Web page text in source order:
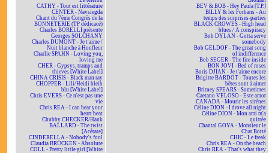
CATHY - Tout est littérature
CENTER - Navsiegda
Chant du 7ème Congrès de la
BONNETERIE (TP dédicacé)
Charles BORELLI présente
Georges SOLCHANY
Charles DUMONT - Je t'aime /
Nuit blanche à Honfleur
Charlie SPAHN - Loving you,
loving me
CHER - Gypsys, tramps and
thieves [White Label]
CHINA CRISIS - Black man ray
CHOPPER - Lili/Heidi bleib
blu [White Label]
Chris EVERS - Ce n'est pas une
vie
Chris REA - I can hear your
heart beat
Chubby CHECKER/Hank
BALLARD - The twist
[Acétate]
CINDERELLA - Nobody's fool
Claudia BRÜCKEN - Absolute
COLL - Pretty little girl [White
BEV & BOB - Hey Paula [T.P.]
BILLY & les Forbans - Au
temps des surprises-parties
BLACK CROWES - High head
blues / A conspiracy
Bob DYLAN - Gotta serve
somebody
Bob GELDOF - The great song
of indifference
Bob SEGER - The fire inside
BON JOVI - Bed of roses
Boris DJIAN - Je t'aime encore
Brigitte BARDOT - Toutes les
bêtes sont à aimer
Britney SPEARS - Sometimes
Caetano VELOSO - Este amor
CANADA - Mourir les sirènes
Céline DION - I drove all night
Céline DION - Mon ami m'a
quittée
Chantal GOYA - Monsieur le
Chat Botté
CHIC - Le freak
Chris REA - On the beach
Chris REA - That's what they